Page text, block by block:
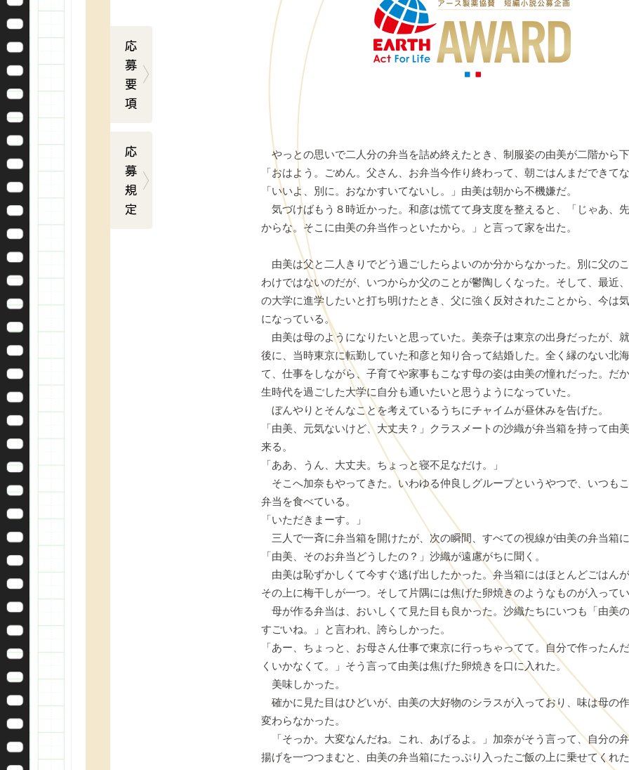
やっとの思いで二人分の弁当を詰め終えたとき、制服姿の由美が二階から
「おはよう。ごめん。父さん、お弁当今作り終わって、朝ごはんまだできて
「いいよ、別に。おなかすいてないし。」由美は朝から不機嫌だ。
気づけばもう８時近かった。和彦は慌てて身支度を整えると、「じゃあ、
からな。そこに由美の弁当作っといたから。」と言って家を出た。
由美は父と二人きりでどう過ごしたらよいのか分からなかった。別に父の
わけではないのだが、いつからか父のことが鬱陶しくなった。そして、最近
の大学に進学したいと打ち明けたとき、父に強く反対されたことから、今は
になっている。
由美は母のようになりたいと思っていた。美奈子は東京の出身だったが、
後に、当時東京に転勤していた和彦と知り合って結婚した。全く縁のない北
て、仕事をしながら、子育てや家事もこなす母の姿は由美の憧れだった。だ
生時代を過ごした大学に自分も通いたいと思うようになっていた。
ぼんやりとそんなことを考えているうちにチャイムが昼休みを告げた。
「由美、元気ないけど、大丈夫？」クラスメートの沙織が弁当箱を持って由
来る。
「ああ、うん、大丈夫。ちょっと寝不足なだけ。」
そこへ加奈もやってきた。いわゆる仲良しグループというやつで、いつも
弁当を食べている。
「いただきまーす。」
三人で一斉に弁当箱を開けたが、次の瞬間、すべての視線が由美の弁当箱
「由美、そのお弁当どうしたの？」沙織が遠慮がちに聞く。
由美は恥ずかしくて今すぐ逃げ出したかった。弁当箱にはほとんどごはん
その上に梅干しが一つ。そして片隅には焦げた卵焼きのようなものが入って
母が作る弁当は、おいしくて見た目も良かった。沙織たちにいつも「由美
すごいね。」と言われ、誇らしかった。
「あー、ちょっと、お母さん仕事で東京に行っちゃってて。自分で作ったん
くいかなくて。」そう言って由美は焦げた卵焼きを口に入れた。
美味しかった。
確かに見た目はひどいが、由美の大好物のシラスが入っており、味は母の
変わらなかった。
「そっか。大変なんだね。これ、あげるよ。」加奈がそう言って、自分の
揚げを一つつまむと、由美の弁当箱にたっぷり入ったご飯の上に乗せてくれ